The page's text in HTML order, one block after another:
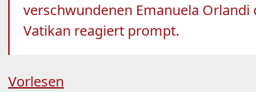
verschwundenen Emanuela
Vatikan reagiert prompt.
Vorlesen